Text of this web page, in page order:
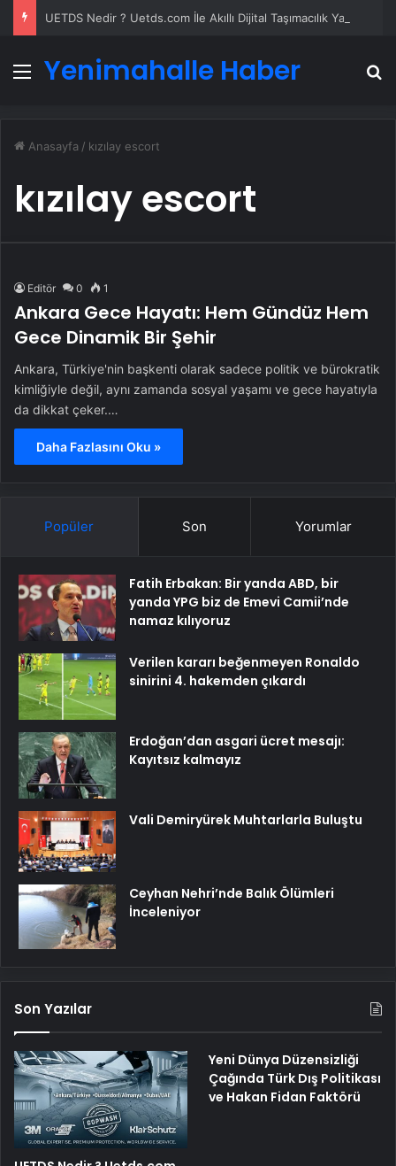
Menü
Yenimahalle Haber
Anasayfa / kızılay escort
kızılay escort
Editör 0 1
Ankara Gece Hayatı: Hem Gündüz Hem
Gece Dinamik Bir Şehir
Ankara, Türkiye'nin başkenti olarak sadece politik ve bürokratik
kimliğiyle değil, aynı zamanda sosyal yaşamı ve gece hayatıyla
da dikkat çeker.…
Daha Fazlasını Oku »
Popüler Son Yorumlar
Fatih Erbakan: Bir yanda ABD, bir
yanda YPG biz de Emevi Camii’nde
namaz kılıyoruz
Verilen kararı beğenmeyen Ronaldo
sinirini 4. hakemden çıkardı
Erdoğan’dan asgari ücret mesajı:
Kayıtsız kalmayız
Vali Demiryürek Muhtarlarla Buluştu
Ceyhan Nehri’nde Balık Ölümleri
İnceleniyor
Son Yazılar
Yeni Dünya Düzensizliği
Çağında Türk Dış Politikası
ve Hakan Fidan Faktörü